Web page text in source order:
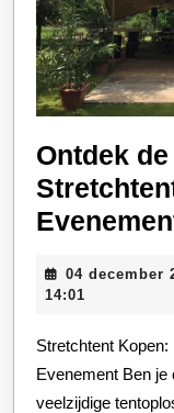
Ontdek
04 december
14:01
Stretchtent Kopen: De Perfecte Oplossing Voor Jouw
Evenement Ben je
veelzijdige